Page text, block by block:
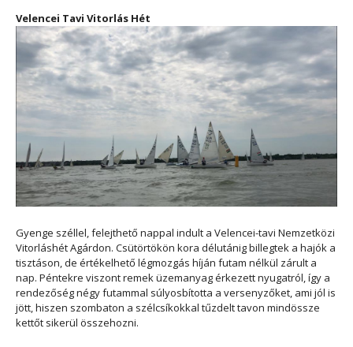
Velencei Tavi Vitorlás Hét
Gyenge széllel, felejthető nappal indult a Velencei-tavi Nemzetközi
Vitorláshét Agárdon. Csütörtökön kora délutánig billegtek a hajók a
tisztáson, de értékelhető légmozgás híján futam nélkül zárult a
nap. Péntekre viszont remek üzemanyag érkezett nyugatról, így a
rendezőség négy futammal súlyosbította a versenyzőket, ami jól is
jött, hiszen szombaton a szélcsíkokkal tűzdelt tavon mindössze
kettőt sikerül összehozni.